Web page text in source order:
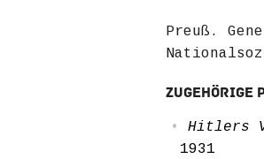
Preuß.
Zugehörige
Hitlers
1931